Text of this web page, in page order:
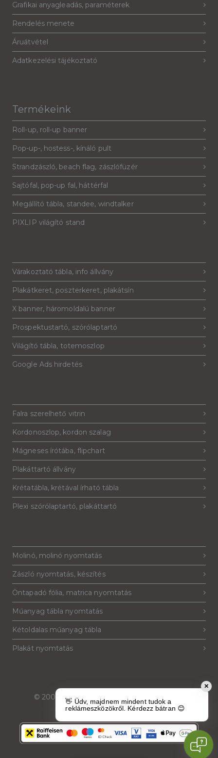
Grafikai anyagleadás, paraméterek
Rendelés menete
Áruátvétel
Adatkezelési tájékoztató
Termékeink
Roll-up, roll-up banner
Pop-up-, hostess-, kínáló pult
Strandzászló, beach flag, zászlófüzér
Sajtófal, pop-up fal, háttérfal
Megállító tábla, standee, windtalker
PIXLIP világító stand
Várakoztató tábla, info állvány
Plakátkeret, poszterkeret, plakátsín
X banner, háromoldalú banner
Prospektustartó, szórólaptartó
Világító tábla, totemoszlop
Google Ads hirdetés
Falra szerelhető vitrin
Kordonoszlop, kordon szalag
Mágneses írótába, flipchart
Plakáttartó állvány
Krétatábla, krétával írható tábla
Plexi szórólaptartó, plakáttartó
Molinó, molinó nyomtatás
Zászló nyomtatás, készítés
Öntapadó fólia, matrica nyomtatás
Műanyag tábla nyomtatás
Kétoldalas műanyag tábla
Plakát nyomtatás
© 2007-2026 Reklámeszköz.hu
. Minden jog
fenntartva.
Megbízható Üzlet
✕
👋 Üdv, majdnem mindent tudok a
reklámeszközökről. Kérdezz bátran 😊